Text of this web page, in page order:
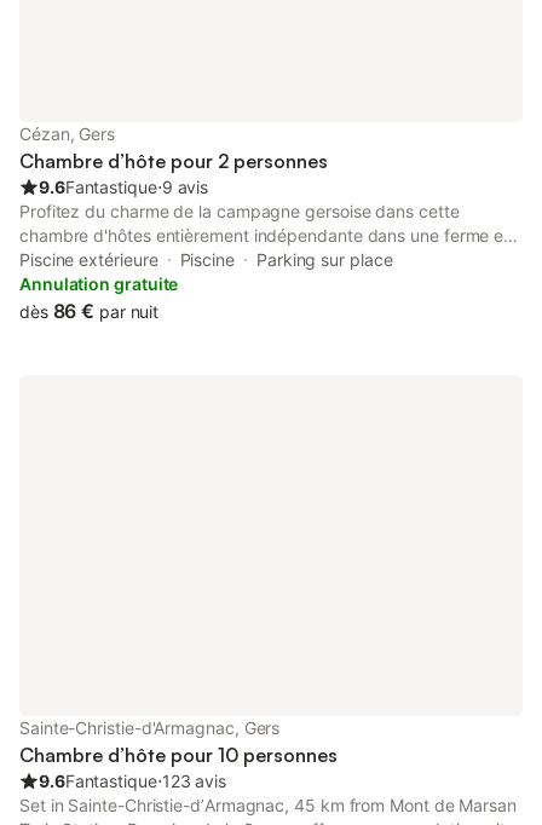
Cézan, Gers
Chambre d’hôte pour 2 personnes
9.6Fantastique⋅9 avis
Profitez du charme de la campagne gersoise dans cette
chambre d'hôtes entièrement indépendante dans une ferme en
pierre rénovée. Vous bénéficierez d'une terrasse et d'une entrée
privatives côté piscine. Une salle de douche et des toilettes
également privées sont attenantes à la chambre. Le petit
Piscine extérieure Piscine
Parking sur place
Annulation gratuite
dès 86 € par nuit
Sainte-Christie-d'Armagnac, Gers
Chambre d’hôte pour 10 personnes
9.6Fantastique⋅123 avis
Set in Sainte-Christie-dʼArmagnac, 45 km from Mont de Marsan